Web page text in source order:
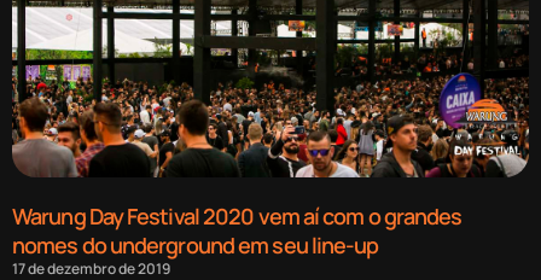
Warung Day Festival 2020 vem aí com o grandes
nomes do underground em seu line-up
17 de dezembro de 2019